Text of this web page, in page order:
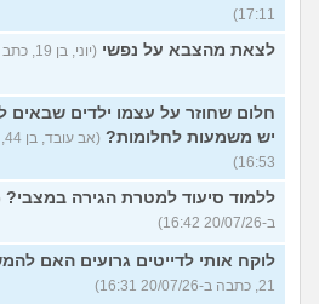
17:11)
לצאת מהצבא על נפשי (יוני, בן 19, כתב ב-20/07/26 17:02)
חלום שחוזר על עצמו ילדים שבאים
יש משמעות לחלומות?
16:53)
ללמוד סיעוד למטרת הגירה במצבי?
ב-20/07/26 16:42)
לוקח אותי לדייטים גרועים האם
21, כתבה ב-20/07/26 16:31)